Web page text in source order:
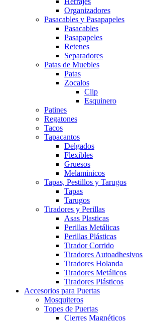
Organizadores
Pasacables y Pasapapeles
Pasacables
Pasapapeles
Retenes
Separadores
Patas de Muebles
Patas
Zocalos
Clip
Esquinero
Patines
Regatones
Tacos
Tapacantos
Delgados
Flexibles
Gruesos
Melaminicos
Tapas, Pestillos y Tarugos
Tapas
Tarugos
Tiradores y Perillas
Asas Plasticas
Perillas Metálicas
Perillas Plásticas
Tirador Corrido
Tiradores Autoadhesivos
Tiradores Holanda
Tiradores Metálicos
Tiradores Plásticos
Accesorios para Puertas
Mosquiteros
Topes de Puertas
Cierres Magnéticos